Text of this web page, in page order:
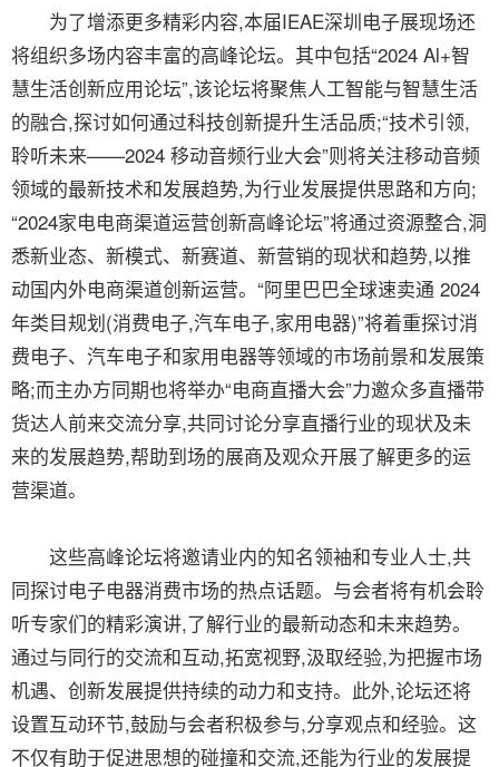
为了增添更多精彩内容,本届IEAE深圳电子展现场还
将组织多场内容丰富的高峰论坛。其中包括“2024 Al+智
慧生活创新应用论坛”,该论坛将聚焦人工智能与智慧生活
的融合,探讨如何通过科技创新提升生活品质;“技术引领,
聆听未来——2024 移动音频行业大会”则将关注移动音频
领域的最新技术和发展趋势,为行业发展提供思路和方向;
“2024家电电商渠道运营创新高峰论坛”将通过资源整合,洞
悉新业态、新模式、新赛道、新营销的现状和趋势,以推
动国内外电商渠道创新运营。“阿里巴巴全球速卖通 2024
年类目规划(消费电子,汽车电子,家用电器)”将着重探讨消
费电子、汽车电子和家用电器等领域的市场前景和发展策
略;而主办方同期也将举办“电商直播大会”力邀众多直播带
货达人前来交流分享,共同讨论分享直播行业的现状及未
来的发展趋势,帮助到场的展商及观众开展了解更多的运
营渠道。
这些高峰论坛将邀请业内的知名领袖和专业人士,共
同探讨电子电器消费市场的热点话题。与会者将有机会聆
听专家们的精彩演讲,了解行业的最新动态和未来趋势。
通过与同行的交流和互动,拓宽视野,汲取经验,为把握市场
机遇、创新发展提供持续的动力和支持。此外,论坛还将
设置互动环节,鼓励与会者积极参与,分享观点和经验。这
不仅有助于促进思想的碰撞和交流,还能为行业的发展提